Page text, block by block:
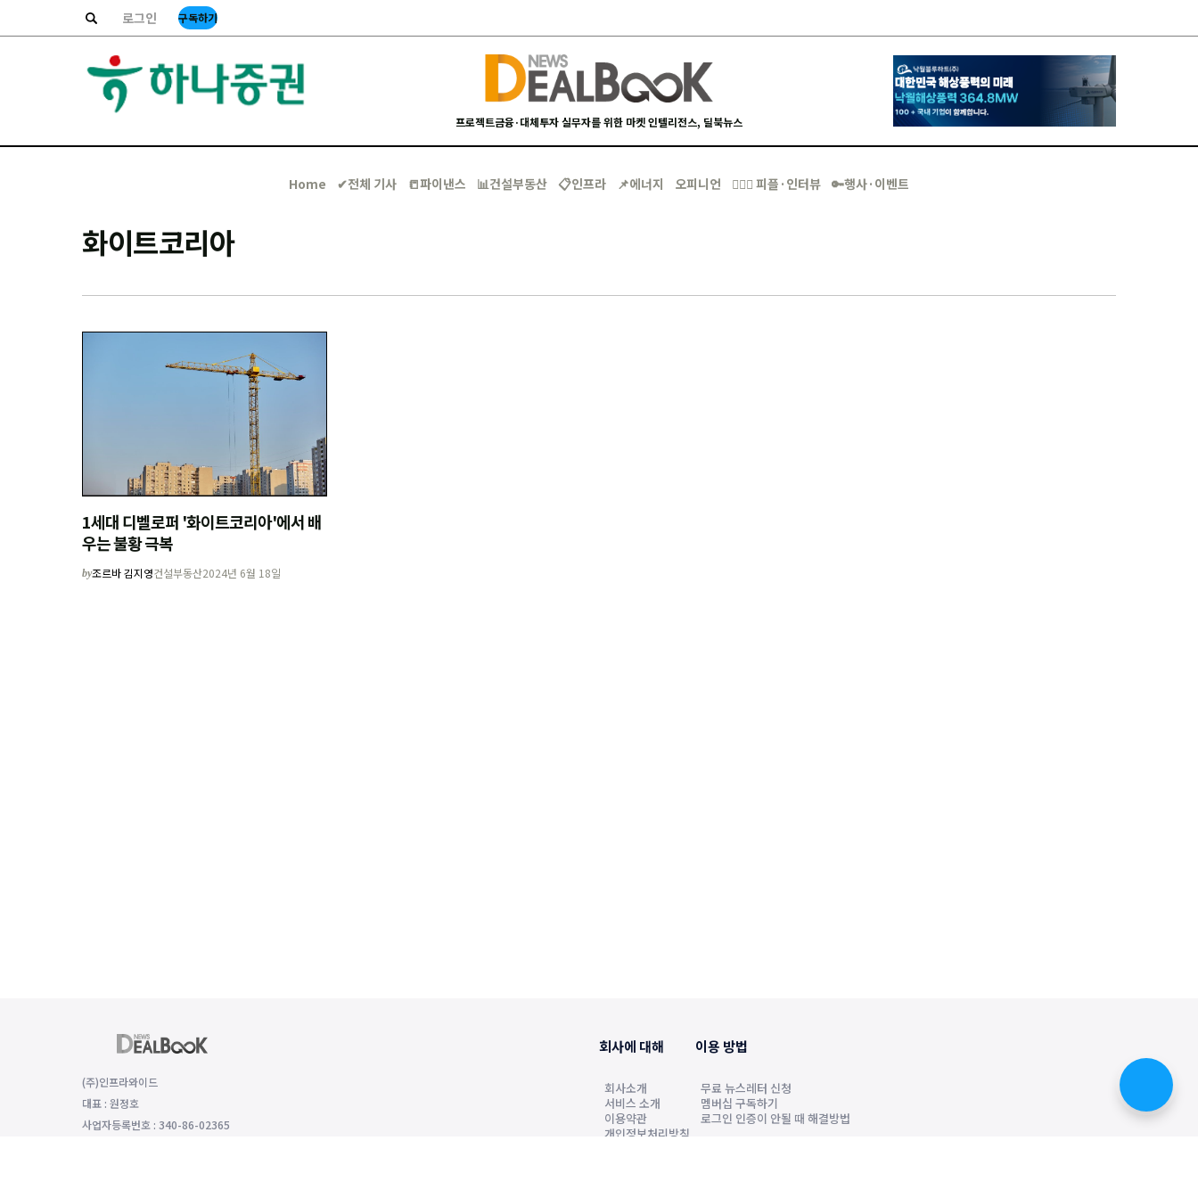
로그인 구독하기
프로젝트금융·대체투자 실무자를 위한 마켓 인텔리전스, 딜북뉴스
Home ✔︎전체 기사 📒파이낸스 📊건설부동산 📋인프라 📌에너지 오피니언 🙋🏻‍♂️ 피플·인터뷰 🔑행사·이벤트
화이트코리아
1세대 디벨로퍼 '화이트코리아'에서 배
우는 불황 극복
by조르바 김지영건설부동산2024년 6월 18일
(주)인프라와이드
대표 : 원정호
사업자등록번호 : 340-86-02365
회사에 대해
회사소개
서비스 소개
이용약관
개인정보처리방침
이용 방법
무료 뉴스레터 신청
멤버십 구독하기
로그인 인증이 안될 때 해결방법